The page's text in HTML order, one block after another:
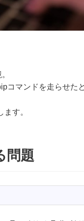
コマンドを走らせた
す。
問題